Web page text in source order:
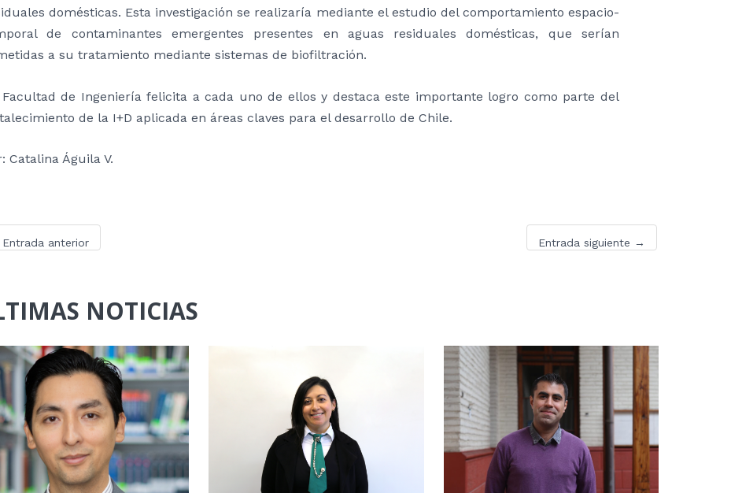
domésticas. Esta investigación se realizaría mediante el estudio del comportamiento espacio-
de contaminantes emergentes presentes en aguas residuales domésticas, que serían
a su tratamiento mediante sistemas de biofiltración.
de Ingeniería felicita a cada uno de ellos y destaca este importante logro como parte del
de la I+D aplicada en áreas claves para el desarrollo de Chile.
Catalina Águila V.
Entrada anterior Entrada siguiente →
NOTICIAS